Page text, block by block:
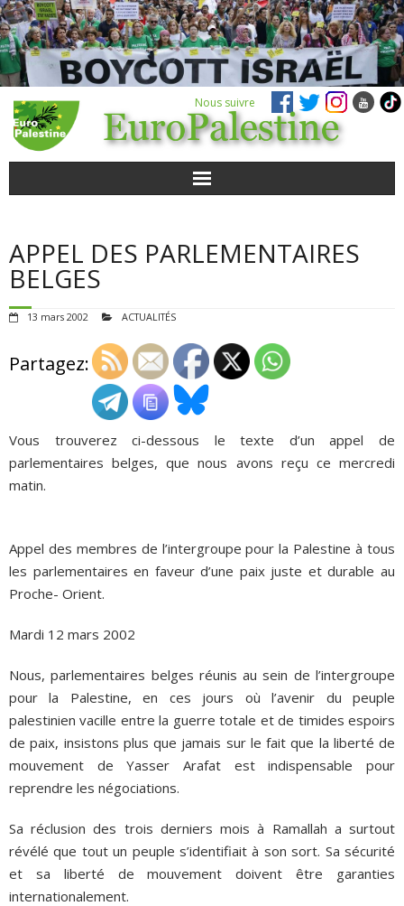
Nous suivre
POUR AGIR
QUI SOMMES-NOUS ?
ADHÉSIONS, DONS, CONTACT
APPEL DES PARLEMENTAIRES
BELGES
13 mars 2002 ACTUALITÉS
Partagez:
Vous trouverez ci-dessous le texte d’un appel de
parlementaires belges, que nous avons reçu ce mercredi
matin.
Appel des membres de l’intergroupe pour la Palestine à tous
les parlementaires en faveur d’une paix juste et durable au
Proche- Orient.
Mardi 12 mars 2002
Nous, parlementaires belges réunis au sein de l’intergroupe
pour la Palestine, en ces jours où l’avenir du peuple
palestinien vacille entre la guerre totale et de timides espoirs
de paix, insistons plus que jamais sur le fait que la liberté de
mouvement de Yasser Arafat est indispensable pour
reprendre les négociations.
Sa réclusion des trois derniers mois à Ramallah a surtout
révélé que tout un peuple s’identifiait à son sort. Sa sécurité
et sa liberté de mouvement doivent être garanties
internationalement.